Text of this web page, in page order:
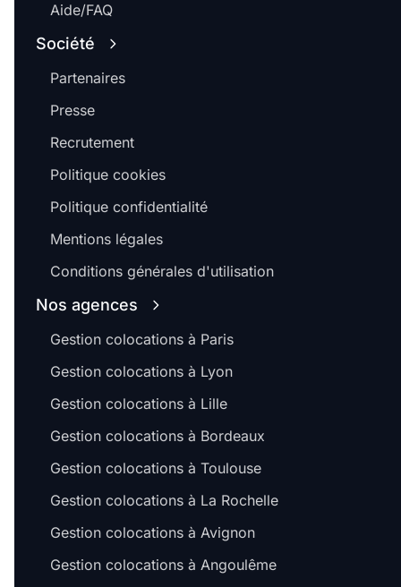
Aide/FAQ
Société
Partenaires
Presse
Recrutement
Politique cookies
Politique confidentialité
Mentions légales
Conditions générales d'utilisation
Nos agences
Gestion colocations à Paris
Gestion colocations à Lyon
Gestion colocations à Lille
Gestion colocations à Bordeaux
Gestion colocations à Toulouse
Gestion colocations à La Rochelle
Gestion colocations à Avignon
Gestion colocations à Angoulême